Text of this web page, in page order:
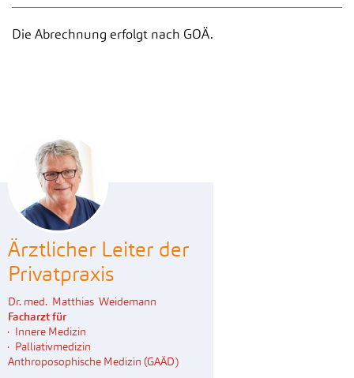
Die Abrechnung erfolgt nach GOÄ.
Ärztlicher Leiter der
Privatpraxis
Dr. med. Matthias Weidemann
Facharzt für
Innere Medizin
Palliativmedizin
Anthroposophische Medizin (GAÄD)